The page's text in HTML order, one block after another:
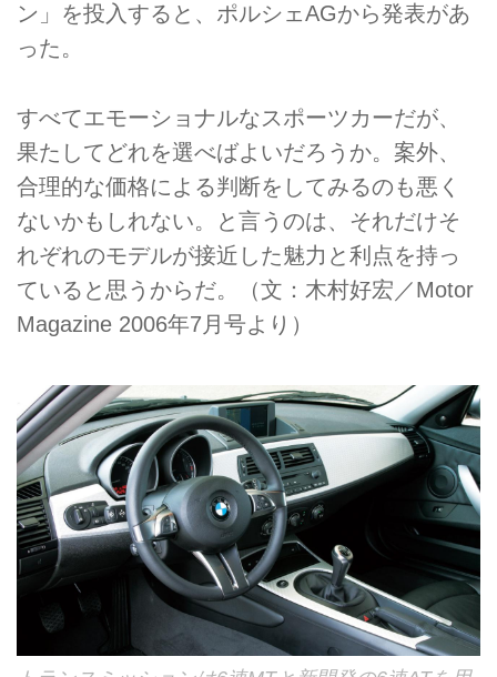
ン」を投入すると、ポルシェAGから発表があ
った。
すべてエモーショナルなスポーツカーだが、
果たしてどれを選べばよいだろうか。案外、
合理的な価格による判断をしてみるのも悪く
ないかもしれない。と言うのは、それだけそ
れぞれのモデルが接近した魅力と利点を持っ
ていると思うからだ。（文：木村好宏／Motor
Magazine 2006年7月号より）